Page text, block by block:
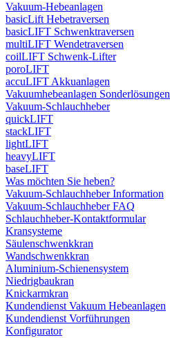
Vakuum-Hebeanlagen
basicLift Hebetraversen
basicLIFT Schwenktraversen
multiLIFT Wendetraversen
coilLIFT Schwenk-Lifter
poroLIFT
accuLIFT Akkuanlagen
Vakuumhebeanlagen Sonderlösungen
Vakuum-Schlauchheber
quickLIFT
stackLIFT
lightLIFT
heavyLIFT
baseLIFT
Was möchten Sie heben?
Vakuum-Schlauchheber Information
Vakuum-Schlauchheber FAQ
Schlauchheber-Kontaktformular
Kransysteme
Säulenschwenkkran
Wandschwenkkran
Aluminium-Schienensystem
Niedrigbaukran
Knickarmkran
Kundendienst Vakuum Hebeanlagen
Kundendienst Vorführungen
Konfigurator